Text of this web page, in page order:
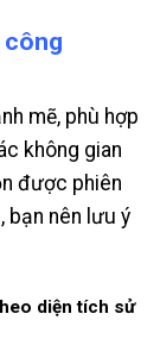
công
mẽ, phù hợp
không gian
được phiên
bạn nên lưu ý
diện tích sử